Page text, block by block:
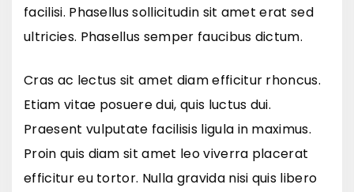
facilisi. Phasellus sollicitudin sit amet erat sed
ultricies. Phasellus semper faucibus dictum.
Cras ac lectus sit amet diam efficitur rhoncus.
Etiam vitae posuere dui, quis luctus dui.
Praesent vulputate facilisis ligula in maximus.
Proin quis diam sit amet leo viverra placerat
efficitur eu tortor. Nulla gravida nisi quis libero